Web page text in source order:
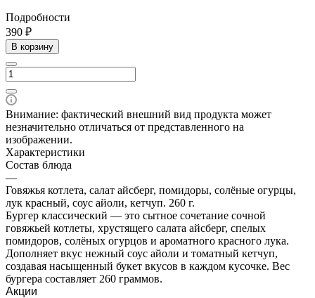
Подробности
390 ₽
В корзину
Внимание: фактический внешний вид продукта может
незначительно отличаться от представленного на
изображении.
Характеристики
Состав блюда
—
Говяжья котлета, салат айсберг, помидоры, солёные огурцы,
лук красный, соус айоли, кетчуп. 260 г.
Бургер классический — это сытное сочетание сочной
говяжьей котлеты, хрустящего салата айсберг, спелых
помидоров, солёных огурцов и ароматного красного лука.
Дополняет вкус нежный соус айоли и томатный кетчуп,
создавая насыщенный букет вкусов в каждом кусочке. Вес
бургера составляет 260 граммов.
Акции